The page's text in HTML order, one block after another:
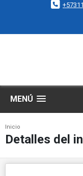
MENÚ
Inicio
Detalles del